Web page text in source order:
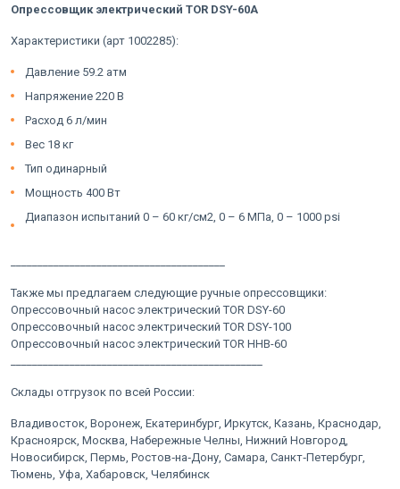
Опрессовщик электрический TOR DSY-60A
Характеристики (арт 1002285):
Давление 59.2 атм
Напряжение 220 В
Расход 6 л/мин
Вес 18 кг
Тип одинарный
Мощность 400 Вт
Диапазон испытаний 0 – 60 кг/см2, 0 – 6 МПа, 0 – 1000 psi
Также мы предлагаем следующие ручные опрессовщики:
Опрессовочный насос электрический TOR DSY-60
Опрессовочный насос электрический TOR DSY-100
Опрессовочный насос электрический TOR HHB-60
Склады отгрузок по всей России:
Владивосток, Воронеж, Екатеринбург, Иркутск, Казань, Краснодар,
Красноярск, Москва, Набережные Челны, Нижний Новгород,
Новосибирск, Пермь, Ростов‑на‑Дону, Самара, Санкт‑Петербург,
Тюмень, Уфа, Хабаровск, Челябинск